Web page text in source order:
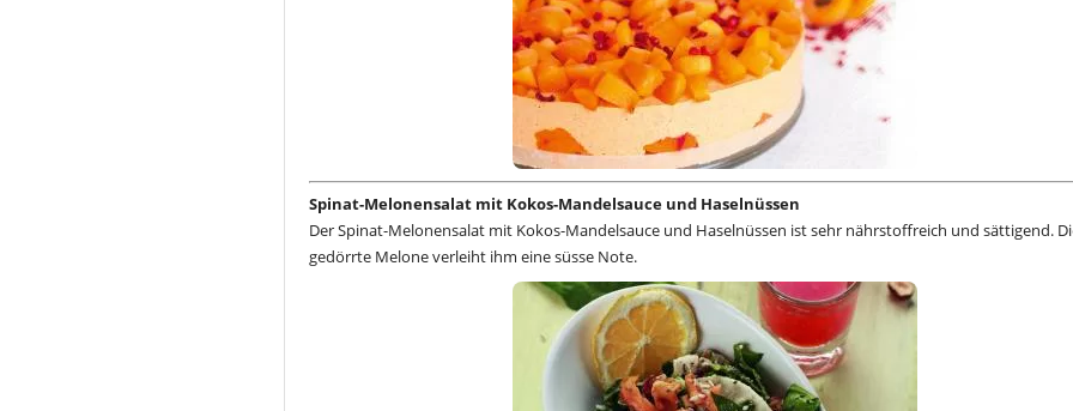
Spinat-Melonensalat mit Kokos-Mandelsauce und Haselnüssen
Der Spinat-Melonensalat mit Kokos-Mandelsauce und Haselnüssen ist sehr nährstoffreich und sättigend.
gedörrte Melone verleiht ihm eine süsse Note.